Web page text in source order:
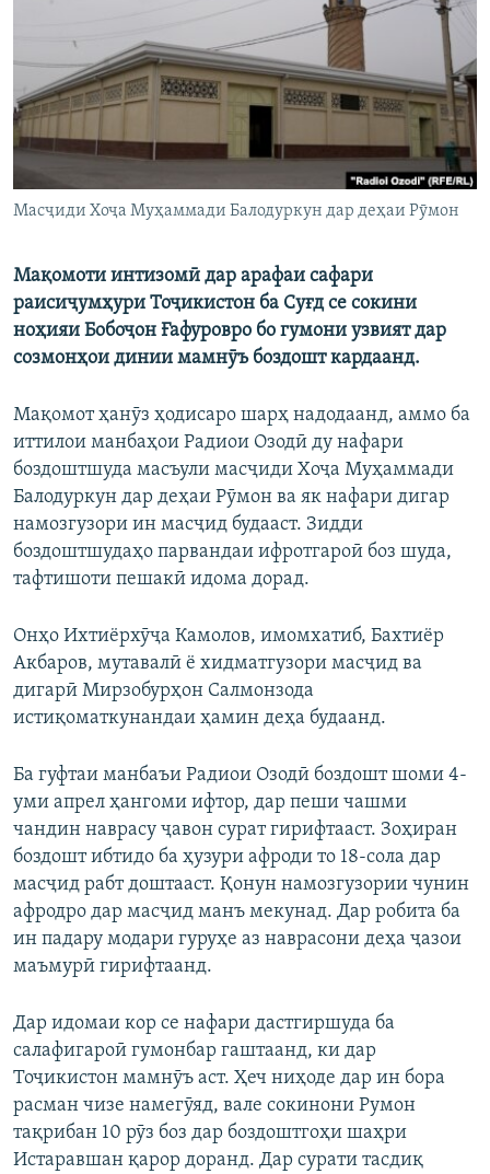
Русский
ПАЙГИРӢ КУНЕД
Масҷиди Хоҷа Муҳаммади Балодуркун дар деҳаи Рӯмон
Мақомоти интизомӣ дар арафаи сафари
раисиҷумҳури Тоҷикистон ба Суғд се сокини
ноҳияи Бобоҷон Ғафуровро бо гумони узвият дар
созмонҳои динии мамнӯъ боздошт кардаанд.
Мақомот ҳанӯз ҳодисаро шарҳ надодаанд, аммо ба
иттилои манбаҳои Радиои Озодӣ ду нафари
боздоштшуда масъули масҷиди Хоҷа Муҳаммади
Балодуркун дар деҳаи Рӯмон ва як нафари дигар
намозгузори ин масҷид будааст. Зидди
боздоштшудаҳо парвандаи ифротгароӣ боз шуда,
тафтишоти пешакӣ идома дорад.
Онҳо Ихтиёрхӯҷа Камолов, имомхатиб, Бахтиёр
Акбаров, мутавалӣ ё хидматгузори масҷид ва
дигарӣ Мирзобурҳон Салмонзода
истиқоматкунандаи ҳамин деҳа будаанд.
Ба гуфтаи манбаъи Радиои Озодӣ боздошт шоми 4-
уми апрел ҳангоми ифтор, дар пеши чашми
чандин наврасу ҷавон сурат гирифтааст. Зоҳиран
боздошт ибтидо ба ҳузури афроди то 18-сола дар
масҷид рабт доштааст. Қонун намозгузории чунин
афродро дар масҷид манъ мекунад. Дар робита ба
ин падару модари гуруҳе аз наврасони деҳа ҷазои
маъмурӣ гирифтаанд.
Дар идомаи кор се нафари дастгиршуда ба
салафигароӣ гумонбар гаштаанд, ки дар
Тоҷикистон мамнӯъ аст. Ҳеч ниҳоде дар ин бора
расман чизе намегӯяд, вале сокинони Румон
тақрибан 10 рӯз боз дар боздоштгоҳи шаҳри
Истаравшан қарор доранд. Дар сурати тасдиқ